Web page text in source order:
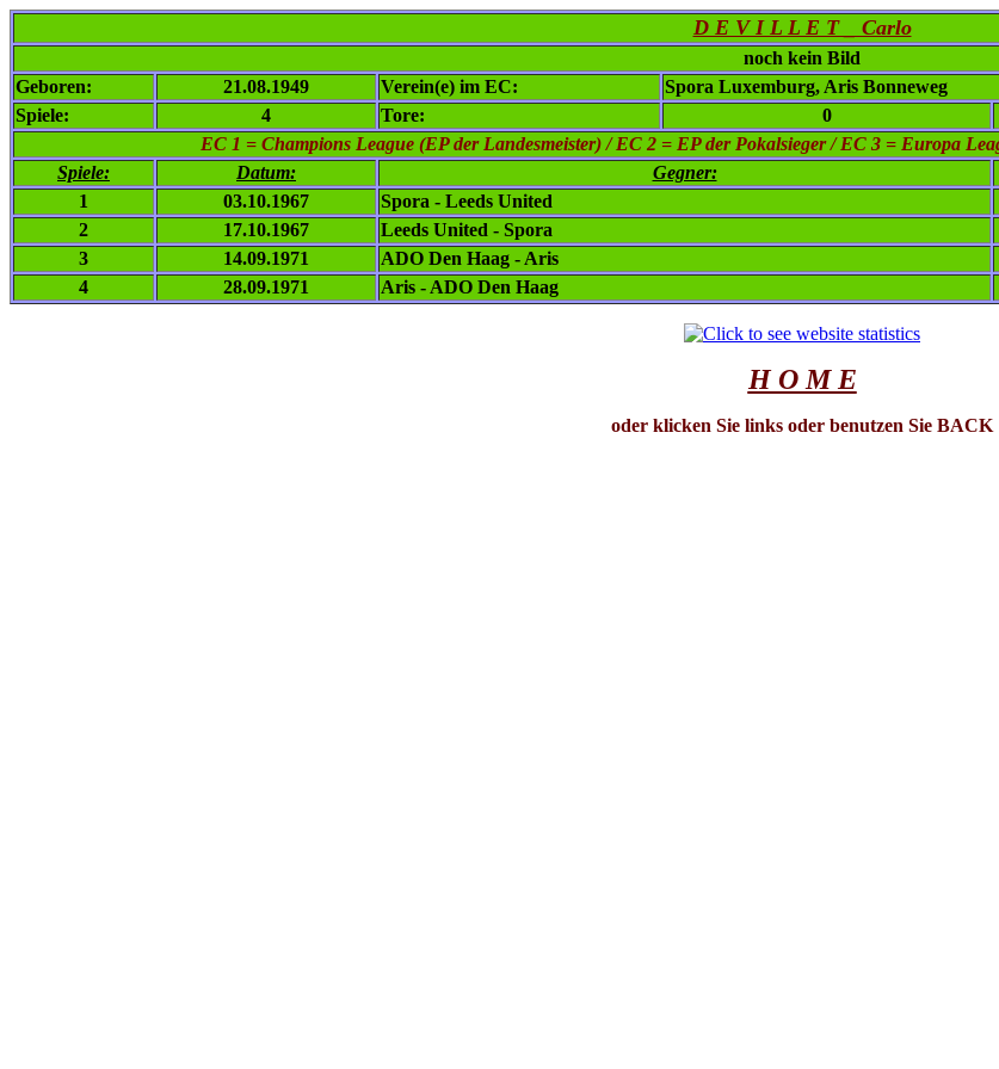
D E V I L L E T _ Carlo
noch kein Bild
Geboren:
21.08.1949 Verein(e) im EC:
Spora Luxemburg, Aris Bonneweg
Spiele:
4 Tore:
0
EC 1 = Champions League (EP der Landesmeister) / EC 2 = EP der Pokalsieger / EC 3 = Europa
Spiele:
Datum: Gegner:
1
03.10.1967 Spora - Leeds United
2
17.10.1967 Leeds United - Spora
3
14.09.1971 ADO Den Haag - Aris
4
28.09.1971 Aris - ADO Den Haag
H O M E
oder klicken Sie links oder benutzen Sie BACK